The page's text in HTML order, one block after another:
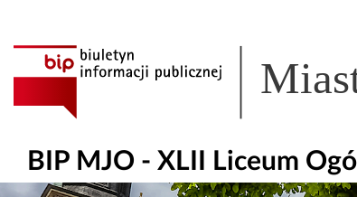
BIP MJO - XLII Liceum